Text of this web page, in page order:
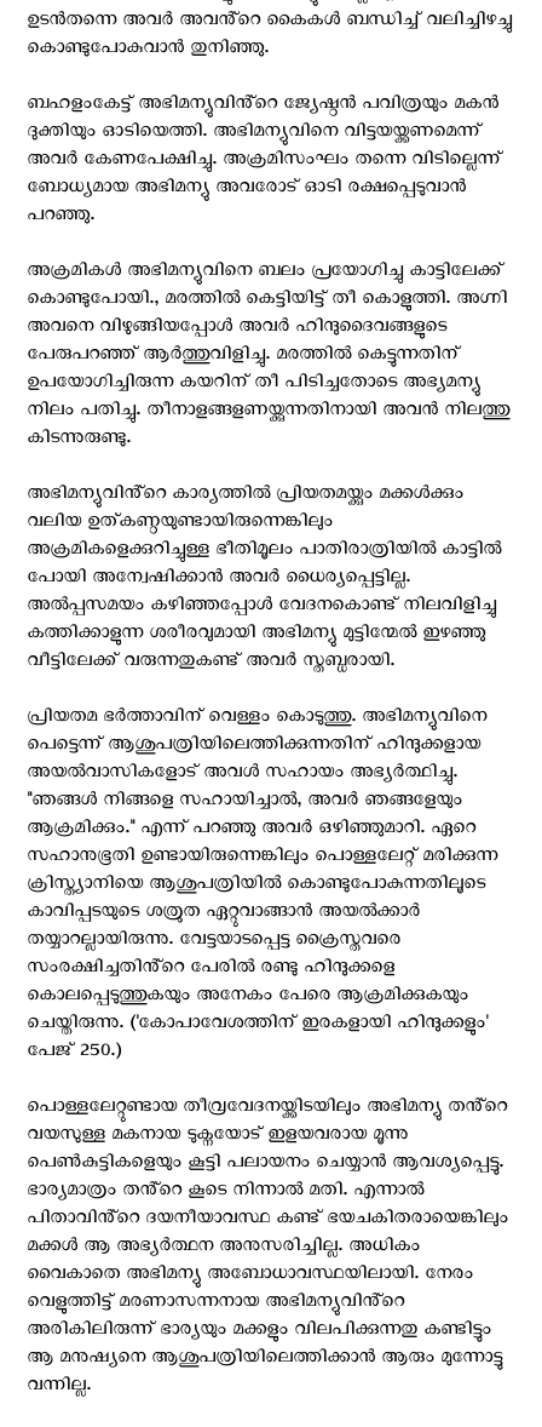
ഉടൻതന്നെ അവർ അവൻ്റെ കൈകൾ ബന്ധിച്ച് വലിച്ചിഴച്ചു
കൊണ്ടുപോകുവാൻ തുനിഞ്ഞു.
ബഹളംകേട്ട് അഭിമന്യുവിൻ്റെ ജ്യേഷ്ഠൻ പവിത്രയും മകൻ
ദുക്തിയും ഓടിയെത്തി. അഭിമന്യുവിനെ വിട്ടയയ്ക്കണമെന്ന്
അവർ കേണപേക്ഷിച്ചു. അക്രമിസംഘം തന്നെ വിടില്ലെന്ന്
ബോധ്യമായ അഭിമന്യു അവരോട് ഓടി രക്ഷപ്പെടുവാൻ
പറഞ്ഞു.
അക്രമികൾ അഭിമന്യുവിനെ ബലം പ്രയോഗിച്ചു കാട്ടിലേക്ക്
കൊണ്ടുപോയി., മരത്തിൽ കെട്ടിയിട്ട് തീ കൊളുത്തി. അഗ്നി
അവനെ വിഴുങ്ങിയപ്പോൾ അവർ ഹിന്ദുദൈവങ്ങളുടെ
പേരുപറഞ്ഞ് ആർത്തുവിളിച്ചു. മരത്തിൽ കെട്ടുന്നതിന്
ഉപയോഗിച്ചിരുന്ന കയറിന് തീ പിടിച്ചതോടെ അഭ്യമന്യു
നിലം പതിച്ചു. തീനാളങ്ങളണയ്ക്കുന്നതിനായി അവൻ നിലത്തു
കിടന്നുരുണ്ടു.
അഭിമന്യുവിൻ്റെ കാര്യത്തിൽ പ്രിയതമയ്ക്കും മക്കൾക്കും
വലിയ ഉത്കണ്ഠയുണ്ടായിരുന്നെങ്കിലും
അക്രമികളെക്കുറിച്ചുള്ള ഭീതിമൂലം പാതിരാത്രിയിൽ കാട്ടിൽ
പോയി അന്വേഷിക്കാൻ അവർ ധൈര്യപ്പെട്ടില്ല.
അൽപ്പസമയം കഴിഞ്ഞപ്പോൾ വേദനകൊണ്ട് നിലവിളിച്ചു
കത്തിക്കാളുന്ന ശരീരവുമായി അഭിമന്യു മുട്ടിന്മേൽ ഇഴഞ്ഞു
വീട്ടിലേക്ക് വരുന്നതുകണ്ട്‌ അവർ സ്തബ്ധരായി.
പ്രിയതമ ഭർത്താവിന് വെള്ളം കൊടുത്തു. അഭിമന്യുവിനെ
പെട്ടെന്ന് ആശുപത്രിയിലെത്തിക്കുന്നതിന് ഹിന്ദുക്കളായ
അയൽവാസികളോട് അവൾ സഹായം അഭ്യർത്ഥിച്ചു.
"ഞങ്ങൾ നിങ്ങളെ സഹായിച്ചാൽ, അവർ ഞങ്ങളേയും
ആക്രമിക്കും." എന്ന് പറഞ്ഞു അവർ ഒഴിഞ്ഞുമാറി. ഏറെ
സഹാനുഭൂതി ഉണ്ടായിരുന്നെങ്കിലും പൊള്ളലേറ്റ് മരിക്കുന്ന
ക്രിസ്ത്യാനിയെ ആശുപത്രിയിൽ കൊണ്ടുപോകുന്നതിലൂടെ
കാവിപ്പടയുടെ ശത്രുത ഏറ്റുവാങ്ങാൻ അയൽക്കാർ
തയ്യാറല്ലായിരുന്നു. വേട്ടയാടപ്പെട്ട ക്രൈസ്തവരെ
സംരക്ഷിച്ചതിൻ്റെ പേരിൽ രണ്ടു ഹിന്ദുക്കളെ
കൊലപ്പെടുത്തുകയും അനേകം പേരെ ആക്രമിക്കുകയും
ചെയ്തിരുന്നു. ('കോപാവേശത്തിന് ഇരകളായി ഹിന്ദുക്കളും'
പേജ് 250.)
പൊള്ളലേറ്റുണ്ടായ തീവ്രവേദനയ്ക്കിടയിലും അഭിമന്യു തൻ്റെ
വയസുള്ള മകനായ ടുക്നയോട് ഇളയവരായ മൂന്നു
പെൺകുട്ടികളെയും കൂട്ടി പലായനം ചെയ്യാൻ ആവശ്യപ്പെട്ടു.
ഭാര്യമാത്രം തൻ്റെ കൂടെ നിന്നാൽ മതി. എന്നാൽ
പിതാവിൻ്റെ ദയനീയാവസ്ഥ കണ്ട് ഭയചകിതരായെങ്കിലും
മക്കൾ ആ അഭ്യർത്ഥന അനുസരിച്ചില്ല. അധികം
വൈകാതെ അഭിമന്യു അബോധാവസ്ഥയിലായി. നേരം
വെളുത്തിട്ട് മരണാസന്നനായ അഭിമന്യുവിൻ്റെ
അരികിലിരുന്ന് ഭാര്യയും മക്കളും വിലപിക്കുന്നതു കണ്ടിട്ടും
ആ മനുഷ്യനെ ആശുപത്രിയിലെത്തിക്കാൻ ആരും മുന്നോട്ടു
വന്നില്ല.